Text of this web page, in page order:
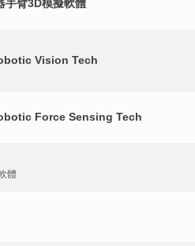
手臂3D模擬軟體
Vision Tech
Force Sensing Tech
體